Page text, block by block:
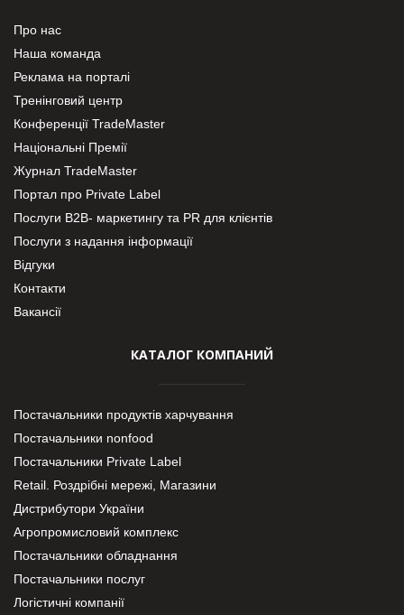
Про нас
Наша команда
Реклама на порталі
Тренінговий центр
Конференції TradeMaster
Національні Премії
Журнал TradeMaster
Портал про Private Label
Послуги В2В- маркетингу та PR для клієнтів
Послуги з надання інформації
Відгуки
Контакти
Вакансії
КАТАЛОГ КОМПАНИЙ
Постачальники продуктів харчування
Постачальники nonfood
Постачальники Private Label
Retail. Роздрібні мережі, Магазини
Дистрибутори України
Агропромисловий комплекс
Постачальники обладнання
Постачальники послуг
Логістичні компанії